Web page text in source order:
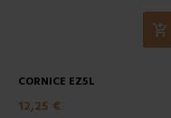
CORNICE EZ5L
12,25 €